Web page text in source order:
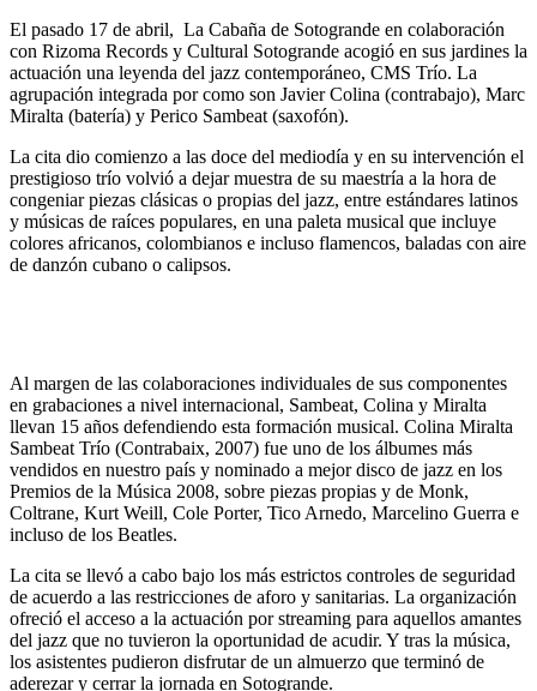
El pasado 17 de abril, La Cabaña de Sotogrande en colaboración
con Rizoma Records y Cultural Sotogrande acogió en sus jardines la
actuación una leyenda del jazz contemporáneo, CMS Trío. La
agrupación integrada por como son Javier Colina (contrabajo), Marc
Miralta (batería) y Perico Sambeat (saxofón).
La cita dio comienzo a las doce del mediodía y en su intervención el
prestigioso trío volvió a dejar muestra de su maestría a la hora de
congeniar piezas clásicas o propias del jazz, entre estándares latinos
y músicas de raíces populares, en una paleta musical que incluye
colores africanos, colombianos e incluso flamencos, baladas con aire
de danzón cubano o calipsos.
Al margen de las colaboraciones individuales de sus componentes
en grabaciones a nivel internacional, Sambeat, Colina y Miralta
llevan 15 años defendiendo esta formación musical. Colina Miralta
Sambeat Trío (Contrabaix, 2007) fue uno de los álbumes más
vendidos en nuestro país y nominado a mejor disco de jazz en los
Premios de la Música 2008, sobre piezas propias y de Monk,
Coltrane, Kurt Weill, Cole Porter, Tico Arnedo, Marcelino Guerra e
incluso de los Beatles.
La cita se llevó a cabo bajo los más estrictos controles de seguridad
de acuerdo a las restricciones de aforo y sanitarias. La organización
ofreció el acceso a la actuación por streaming para aquellos amantes
del jazz que no tuvieron la oportunidad de acudir. Y tras la música,
los asistentes pudieron disfrutar de un almuerzo que terminó de
aderezar y cerrar la jornada en Sotogrande.